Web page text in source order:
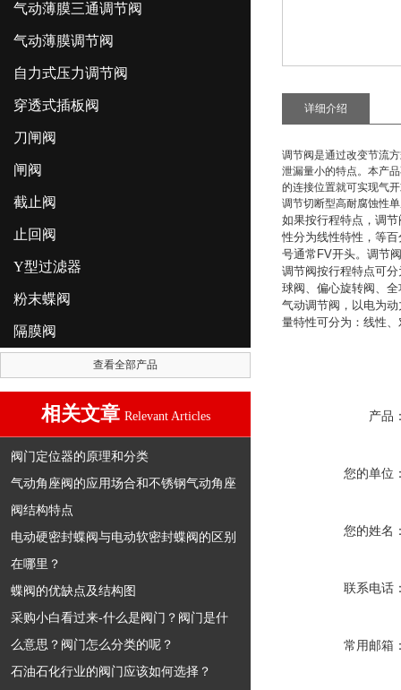
气动薄膜三通调节阀
气动薄膜调节阀
自力式压力调节阀
穿透式插板阀
刀闸阀
闸阀
截止阀
止回阀
Y型过滤器
粉末蝶阀
隔膜阀
查看全部产品
相关文章 Relevant Articles
阀门定位器的原理和分类
气动角座阀的应用场合和不锈钢气动角座
阀结构特点
电动硬密封蝶阀与电动软密封蝶阀的区别
在哪里？
蝶阀的优缺点及结构图
采购小白看过来-什么是阀门？阀门是什
么意思？阀门怎么分类的呢？
石油石化行业的阀门应该如何选择？
详细介绍
调节阀是通过改变节流
泄漏量小的特点。本产
的连接位置就可实现气
调节切断型高耐腐蚀性
如果按行程特点，调
性分为线性特性，等
号通常 FV开头。调节
调节阀按行程特点可
球阀、偏心旋转阀、
气动调节阀，以电为
量特性可分为：线性
产品
您的单位
您的姓名
联系电话
常用邮箱